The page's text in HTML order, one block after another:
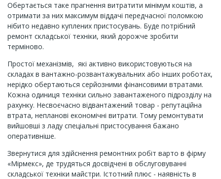
Обертається таке прагнення витратити мінімум коштів, а
отримати за них максимум віддачі передчасної поломкою
нібито недавно куплених пристосувань. Буде потрібний
ремонт складської техніки, який дорожче зробити
терміново.
Простої механізмів, які активно використовуються на
складах в вантажно-розвантажувальних або інших роботах,
нерідко обертаються серйозними фінансовими втратами.
Кожна одиниця техніки сильно завантаженого підрозділу на
рахунку. Несвоєчасно відвантажений товар - репутаційна
втрата, непланові економічні витрати. Тому ремонтувати
вийшовші з ладу спеціальні пристосування бажано
оперативніше.
Звернутися для здійснення ремонтних робіт варто в фірму
«Мірмекс», де трудяться досвідчені в обслуговуванні
складської техніки майстри. Істотний плюс - наявність в